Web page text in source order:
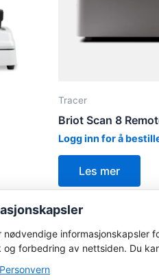
Tracer
Briot Scan 8
Logg inn for å
Les mer
nødvendige informasjonskapsler
og forbedring av nettsiden. Du
Personvern